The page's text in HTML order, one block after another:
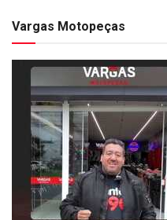
Vargas Motopeças